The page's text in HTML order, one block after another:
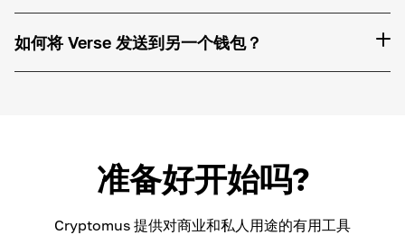
如何将 Verse 发送到另一个钱包？
准备好开始吗?
Cryptomus 提供对商业和私人用途的有用工具